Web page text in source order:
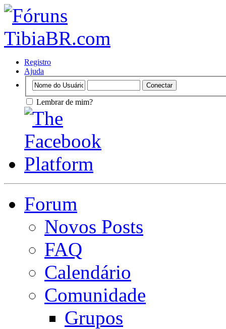
Registro
Ajuda
Lembrar de mim?
Forum
Novos Posts
FAQ
Calendário
Comunidade
Grupos